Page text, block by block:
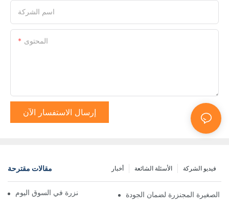
اسم الشركة
المحتوى
إرسال الاستفسار الآن
مقالات مقترحة فيديو الشركة الأسئلة الشائعة أخبار
أفضل شاحنات قلابة مجنزرة في السوق اليومالصغيرة المجنزرة لضمان الجودة